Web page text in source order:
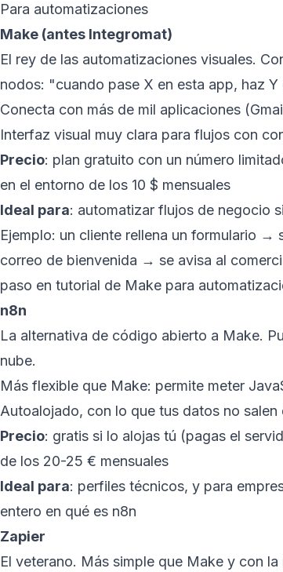
Para automatizaciones
Make (antes Integromat)
El rey de las automatizaciones visuales.
nodos: "cuando pase X en esta app, haz Y
Conecta con más de mil aplicaciones
Interfaz visual muy clara para flujos con
Precio: plan gratuito con un número
en el entorno de los 10 $ mensuales
Ideal para: automatizar flujos de negocio
Ejemplo: un cliente rellena un formulario
correo de bienvenida → se avisa al
paso en tutorial de Make para
n8n
La alternativa de código abierto a Make.
nube.
Más flexible que Make: permite meter
Autoalojado, con lo que tus datos no salen
Precio: gratis si lo alojas tú (pagas el
de los 20-25 € mensuales
Ideal para: perfiles técnicos, y para
entero en qué es n8n
Zapier
El veterano. Más simple que Make y con